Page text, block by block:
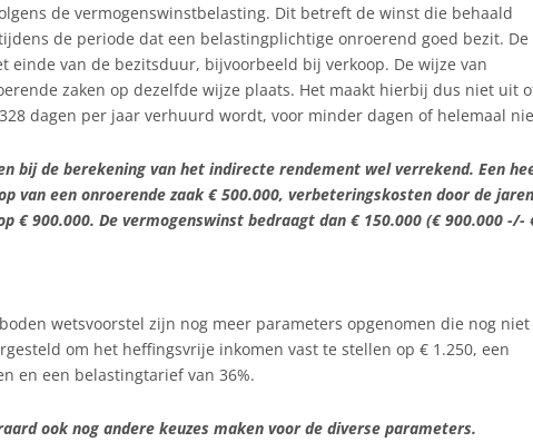
de vermogenswinstbelasting. Dit betreft de winst die behaald
de periode dat een belastingplichtige onroerend goed bezit. De
einde van de bezitsduur, bijvoorbeeld bij verkoop. De wijze van
zaken op dezelfde wijze plaats. Het maakt hierbij dus niet uit
dagen per jaar verhuurd wordt, voor minder dagen of helemaal
bij de berekening van het indirecte rendement wel verrekend. Een
van een onroerende zaak € 500.000, verbeteringskosten door de jaren
€ 900.000. De vermogenswinst bedraagt dan € 150.000 (€ 900.000 -/-
wetsvoorstel zijn nog meer parameters opgenomen die nog niet
om het heffingsvrije inkomen vast te stellen op € 1.250, een
en een belastingtarief van 36%.
ook nog andere keuzes maken voor de diverse parameters.